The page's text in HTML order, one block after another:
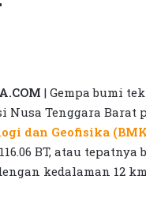
| Gempa bumi
Nusa Tenggara Barat
dan Geofisika
BT, atau
kedalaman 12